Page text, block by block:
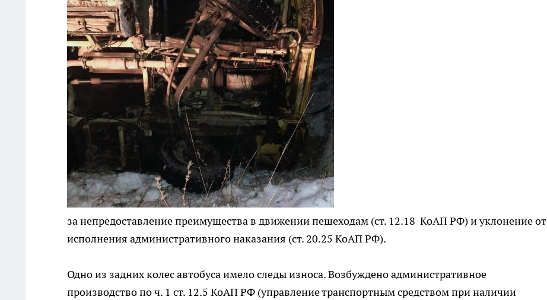
за непредоставление преимущества в движении пешеходам (ст. 12.18 КоАП РФ) и уклонение от
исполнения административного наказания (ст. 20.25 КоАП РФ).
Одно из задних колес автобуса имело следы износа. Возбуждено административное
производство по ч. 1 ст. 12.5 КоАП РФ (управление транспортным средством при наличии